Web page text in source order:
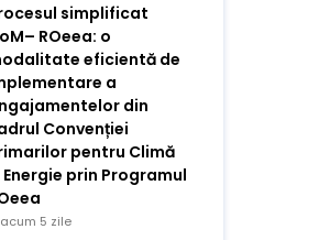
simplificat
ROeea: o
eficientă de
a
din
Convenției
pentru Climă
Energie prin Programul
acum 5 zile